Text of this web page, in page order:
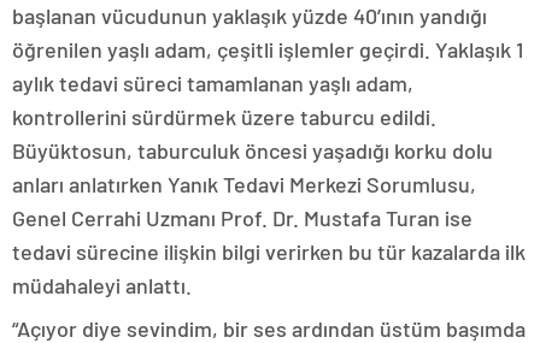
başlanan vücudunun yaklaşık yüzde 40’ının yandığı
öğrenilen yaşlı adam, çeşitli işlemler geçirdi. Yaklaşık 1
aylık tedavi süreci tamamlanan yaşlı adam,
kontrollerini sürdürmek üzere taburcu edildi.
Büyüktosun, taburculuk öncesi yaşadığı korku dolu
anları anlatırken Yanık Tedavi Merkezi Sorumlusu,
Genel Cerrahi Uzmanı Prof. Dr. Mustafa Turan ise
tedavi sürecine ilişkin bilgi verirken bu tür kazalarda ilk
müdahaleyi anlattı.
“Açıyor diye sevindim, bir ses ardından üstüm başımda